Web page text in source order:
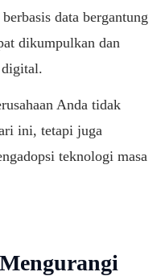
data bergantung
dikumpulkan dan
Anda tidak
ini, tetapi juga
teknologi masa